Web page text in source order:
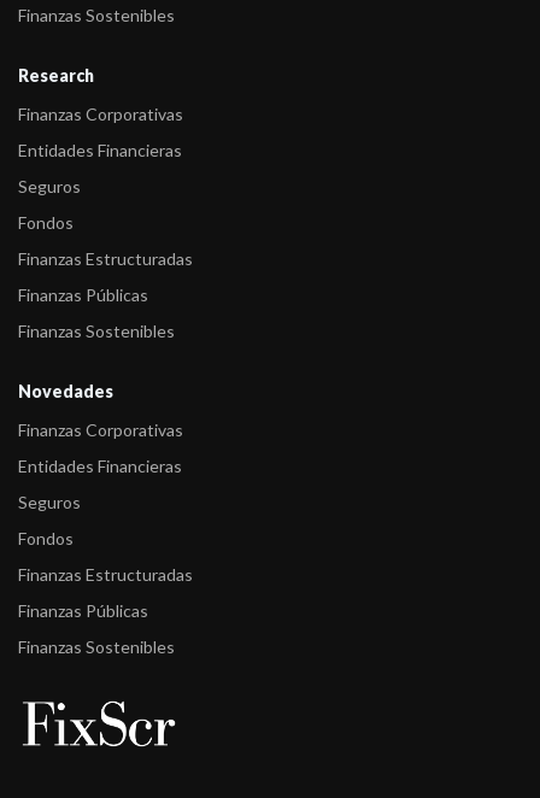
Finanzas Sostenibles
Research
Finanzas Corporativas
Entidades Financieras
Seguros
Fondos
Finanzas Estructuradas
Finanzas Públicas
Finanzas Sostenibles
Novedades
Finanzas Corporativas
Entidades Financieras
Seguros
Fondos
Finanzas Estructuradas
Finanzas Públicas
Finanzas Sostenibles